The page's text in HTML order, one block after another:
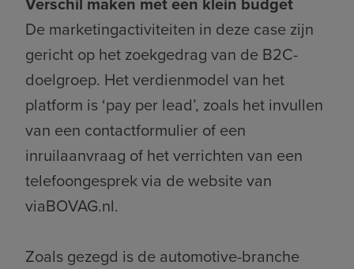
De marketingactiviteiten in deze case zijn
gericht op het zoekgedrag van de B2C-
doelgroep. Het verdienmodel van het
platform is ‘pay per lead’, zoals het invullen
van een contactformulier of een
inruilaanvraag of het verrichten van een
telefoongesprek via de website van
viaBOVAG.nl.
Zoals gezegd is de automotive-branche